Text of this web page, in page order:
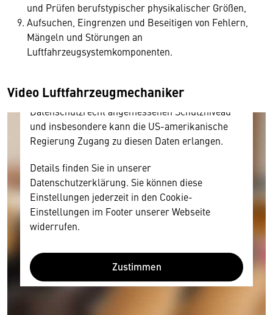
und Prüfen berufstypischer physikalischer Größen,
Aufsuchen, Eingrenzen und Beseitigen von Fehlern,
Mängeln und Störungen an
Luftfahrzeugsystemkomponenten.
Video Luftfahrzeugmechaniker
Hier würden wir Ihnen gerne einen externen
Inhalt anzeigen. Dafür benötigen wir allerdings
Ihre Zustimmung, da Ihr Browser
personenbezogene technische Daten zu Geräten
Diese Daten unterliegen keinem dem EU-
Datenschutzrecht angemessenen Schutzniveau
und insbesondere kann die US-amerikanische
Regierung Zugang zu diesen Daten erlangen.
Details finden Sie in unserer
Datenschutzerklärung. Sie können diese
Einstellungen jederzeit in den Cookie-
Einstellungen im Footer unserer Webseite
widerrufen.
Zustimmen